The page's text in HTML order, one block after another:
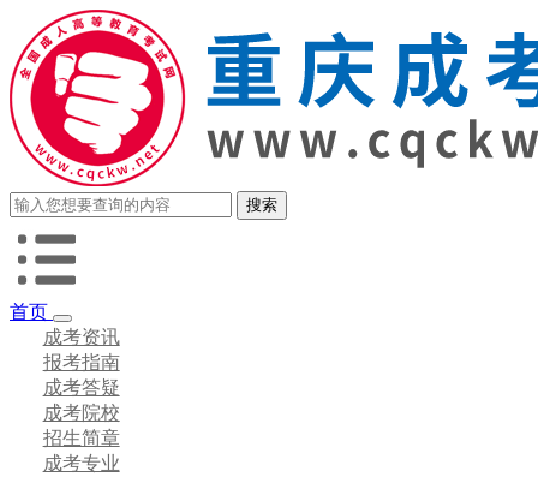
首页
成考资讯
报考指南
成考答疑
成考院校
招生简章
成考专业